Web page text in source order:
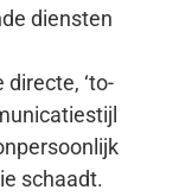
diensten
directe, ‘to-
schaadt.